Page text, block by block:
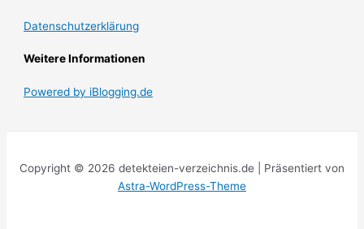
Datenschutzerklärung
Weitere Informationen
Powered by iBlogging.de
Copyright © 2026 detekteien-verzeichnis.de | Präsentiert von
Astra-WordPress-Theme